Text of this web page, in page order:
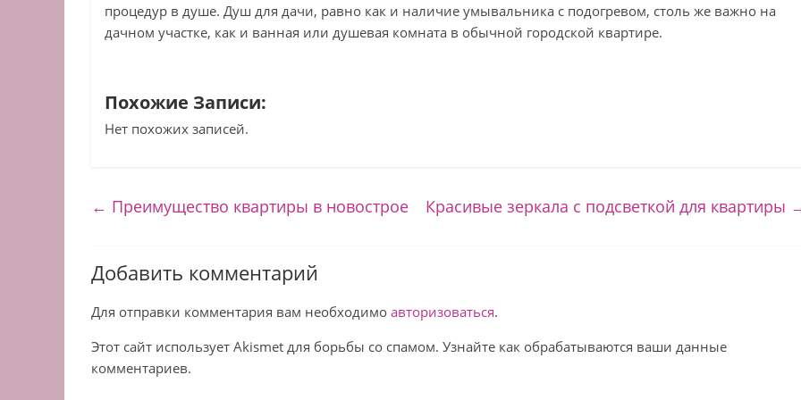
процедур в душе. Душ для дачи, равно как и наличие умывальника с подогревом, столь же важно на
дачном участке, как и ванная или душевая комната в обычной городской квартире.
Похожие Записи:
Нет похожих записей.
← Преимущество квартиры в новострое Красивые зеркала с подсветкой для квартиры
Добавить комментарий
Для отправки комментария вам необходимо авторизоваться.
Этот сайт использует Akismet для борьбы со спамом. Узнайте как обрабатываются ваши данные
комментариев.